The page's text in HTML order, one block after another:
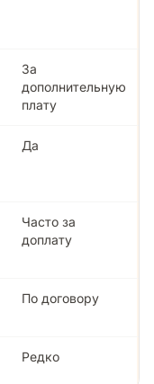
За
дополнительную
плату
Да
Часто за
доплату
По договору
Редко